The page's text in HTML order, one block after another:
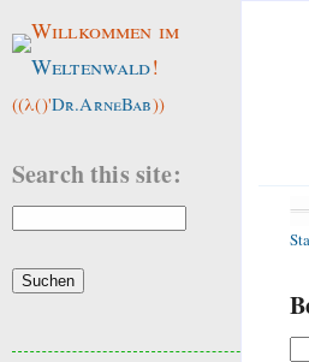
Willkommen im
Weltenwald!
((λ()'Dr.ArneBab))
Search this site: